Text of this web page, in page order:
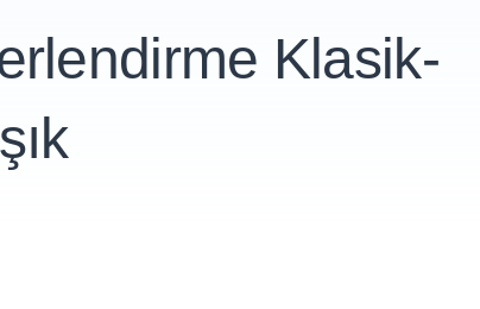
Klasik-